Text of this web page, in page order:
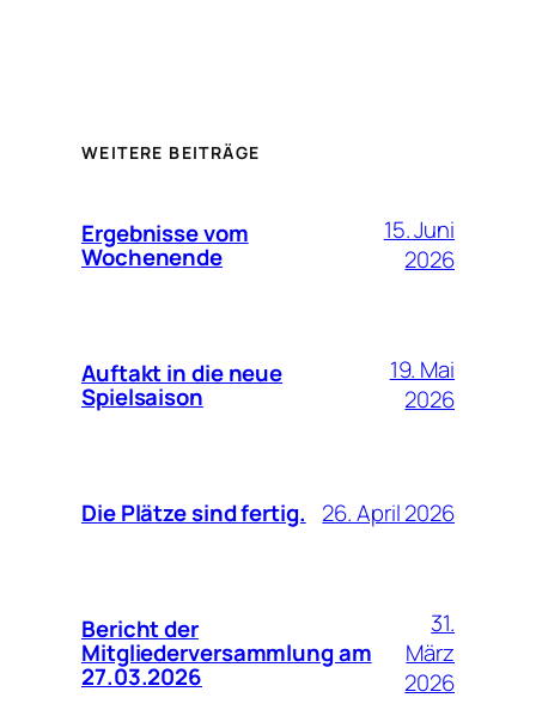
WEITERE BEITRÄGE
Ergebnisse vom
Wochenende
15. Juni
2026
Auftakt in die neue
Spielsaison
19. Mai
2026
Die Plätze sind fertig. 26. April 2026
Bericht der
Mitgliederversammlung am
27.03.2026
31.
März
2026